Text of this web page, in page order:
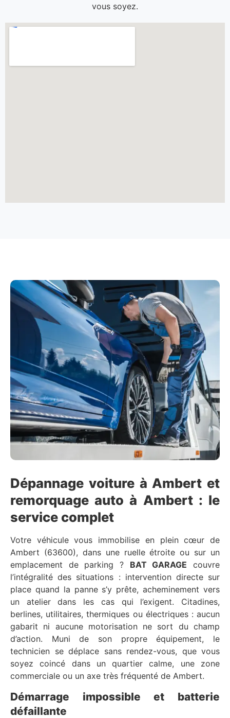
vous soyez.
Dépannage voiture à Ambert et
remorquage auto à Ambert : le
service complet
Votre véhicule vous immobilise en plein cœur de
Ambert (63600), dans une ruelle étroite ou sur un
emplacement de parking ? BAT GARAGE couvre
l’intégralité des situations : intervention directe sur
place quand la panne s’y prête, acheminement vers
un atelier dans les cas qui l’exigent. Citadines,
berlines, utilitaires, thermiques ou électriques : aucun
gabarit ni aucune motorisation ne sort du champ
d’action. Muni de son propre équipement, le
technicien se déplace sans rendez-vous, que vous
soyez coincé dans un quartier calme, une zone
commerciale ou un axe très fréquenté de Ambert.
Démarrage impossible et batterie
défaillante